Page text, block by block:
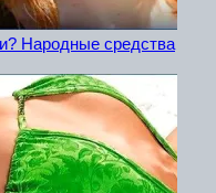
Народные средства